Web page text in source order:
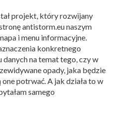
projekt, który rozwijany
antistorm.eu naszym
i menu informacyjne.
konkretnego
na temat tego, czy w
opady, jaka będzie
potrwać. A jak działa to w
samego